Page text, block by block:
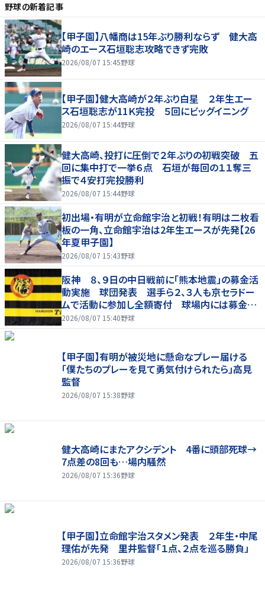
野球の新着記事
【甲子園】八幡商は15年ぶり勝利ならず 健大高
崎のエース石垣聡志攻略できず完敗
2026/08/07 15:45野球
【甲子園】健大高崎が２年ぶり白星 ２年生エー
ス石垣聡志が11Ｋ完投 ５回にビッグイニング
2026/08/07 15:44野球
健大高崎、投打に圧倒で２年ぶりの初戦突破 五
回に集中打で一挙６点 石垣が毎回の１１奪三
振で４安打完投勝利
2026/08/07 15:44野球
初出場・有明が立命館宇治と初戦！有明は二枚看
板の一角、立命館宇治は2年生エースが先発【26
年夏甲子園】
2026/08/07 15:43野球
阪神 ８、９日の中日戦前に「熊本地震」の募金活
動実施 球団発表 選手ら２、３人も京セラドー
ムで活動に参加し全額寄付 球場内には募金箱
も設置
2026/08/07 15:40野球
【甲子園】有明が被災地に懸命なプレー届ける
「僕たちのプレーを見て勇気付けられたら」高見
監督
2026/08/07 15:38野球
健大高崎にまたアクシデント 4番に頭部死球→
7点差の8回も…場内騒然
2026/08/07 15:36野球
【甲子園】立命館宇治スタメン発表 ２年生・中尾
理佑が先発 里井監督「１点、２点を巡る勝負」
2026/08/07 15:36野球